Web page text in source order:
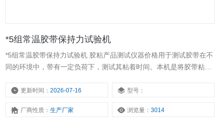
*5组常温胶带保持力试验机
*5组常温胶带保持力试验机 胶粘产品测试仪器价格用于测试胶带在不
同的环境中，带有一定负荷下，测试其粘着时间。本机是将胶带粘于
带粘着时间用来评定胶带粘着的持久性。
更新时间：2026-07-16 型号：
厂商性质：生产厂家 浏览量：3014